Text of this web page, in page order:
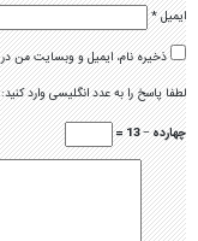
ایمیل*
ذخیره نام، ایمیل و وبسایت من
لطفا پاسخ را به عدد انگلیسی وارد کنید:
چهارده − 13 =